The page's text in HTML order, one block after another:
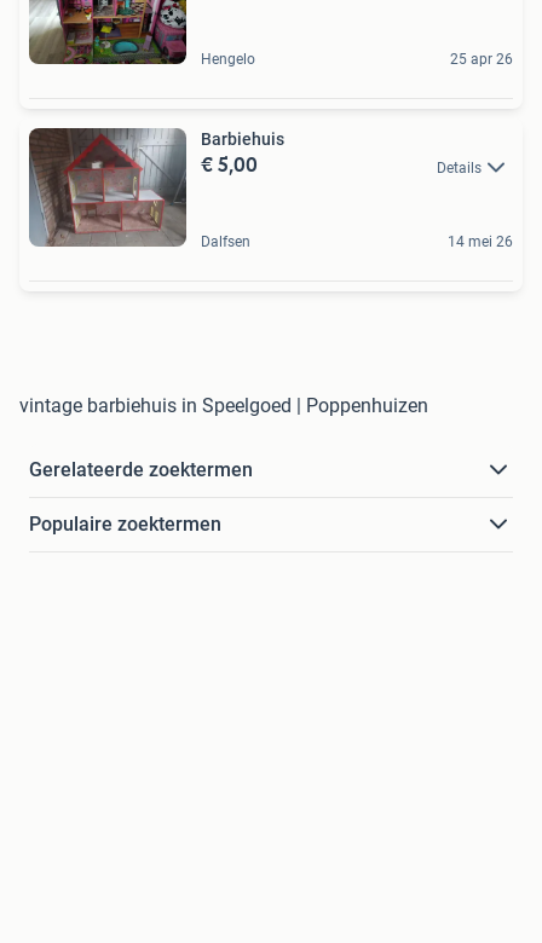
Hengelo 25 apr 26
Barbiehuis
€ 5,00 Details
Dalfsen 14 mei 26
vintage barbiehuis in Speelgoed | Poppenhuizen
Gerelateerde zoektermen
Populaire zoektermen